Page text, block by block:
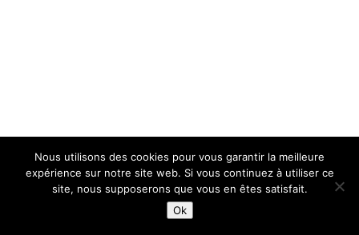
Nous utilisons des cookies pour vous garantir la meilleure
expérience sur notre site web. Si vous continuez à utiliser ce
site, nous supposerons que vous en êtes satisfait.
Ok